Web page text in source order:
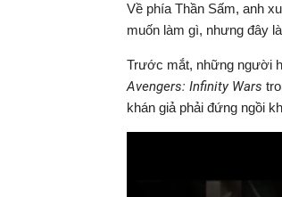
Về phía Thần Sấm, anh
muốn làm gì, nhưng đây
Trước mắt, những người
Avengers: Infinity Wars
khán giả phải đứng ngồi